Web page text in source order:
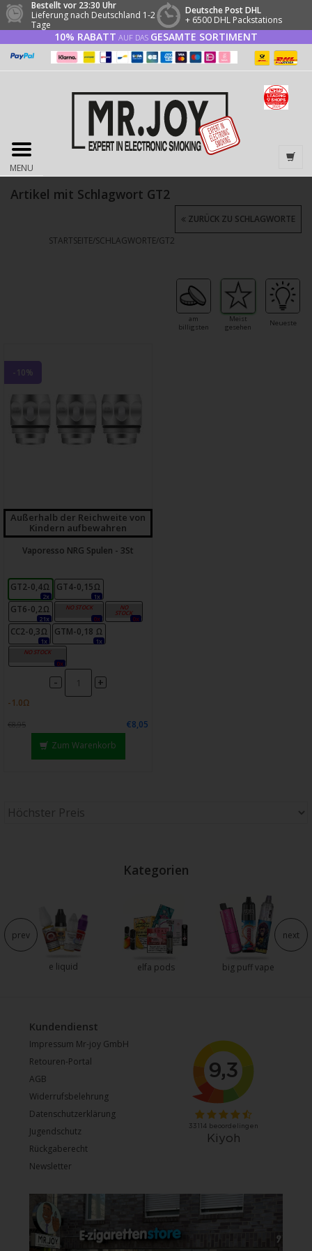
Bestellt vor 23:30 Uhr
Lieferung nach Deutschland 1-2
Tage
Deutsche Post DHL
+ 6500 DHL Packstations
10% RABATT AUF DAS GESAMTE SORTIMENT
MENU
Artikel mit Schlagwort GT2
STARTSEITE/SCHLAGWORTE/GT2
ZURÜCK ZU SCHLAGWORTE
am
billigsten
Meist
gesehen
Neueste
-10%
Außerhalb der Reichweite von
Kindern aufbewahren
Vaporesso NRG Spulen - 3St
GT2-0,4Ω
2x
GT4-0,15Ω
1x
GT6-0,2Ω
21x
GT8-0,15Ω
0x
CC-0,5Ω
0x
CC2-0,3Ω
1x
GTM-0,18 Ω
1x
GT4M-0,15 Ω
0x
- +
€8,95
€8,05
Zum Warenkorb
Kategorien
e liquid elfa pods big puff vape
prev next
Kundendienst
Impressum Mr-joy GmbH
Retouren-Portal
AGB
Widerrufsbelehrung
Datenschutzerklärung
Jugendschutz
Rückgaberecht
Newsletter